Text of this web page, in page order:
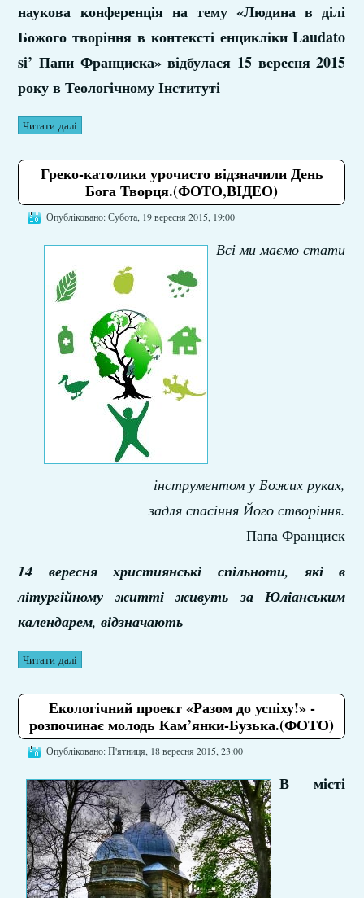
наукова конференція на тему «Людина в ділі
Божого творіння в контексті енцикліки Laudato
si’ Папи Франциска» відбулася 15 вересня 2015
року в Теологічному Інституті
Читати далі
Греко-католики урочисто відзначили День
Бога Творця.(ФОТО,ВІДЕО)
Опубліковано: Субота, 19 вересня 2015, 19:00
Всі ми маємо стати
інструментом у Божих руках,
задля спасіння Його створіння.
Папа Франциск
14 вересня християнські спільноти, які в
літургійному житті живуть за Юліанським
календарем, відзначають
Читати далі
Екологічний проект «Разом до успіху!» -
розпочинає молодь Кам’янки-Бузька.(ФОТО)
Опубліковано: П'ятниця, 18 вересня 2015, 23:00
В місті